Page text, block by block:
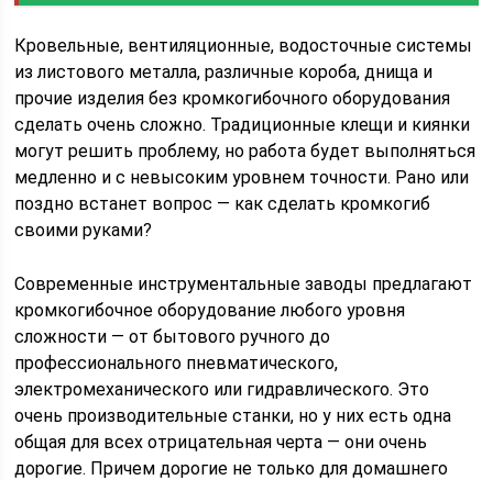
Кровельные, вентиляционные, водосточные системы
из листового металла, различные короба, днища и
прочие изделия без кромкогибочного оборудования
сделать очень сложно. Традиционные клещи и киянки
могут решить проблему, но работа будет выполняться
медленно и с невысоким уровнем точности. Рано или
поздно встанет вопрос — как сделать кромкогиб
своими руками?
Современные инструментальные заводы предлагают
кромкогибочное оборудование любого уровня
сложности — от бытового ручного до
профессионального пневматического,
электромеханического или гидравлического. Это
очень производительные станки, но у них есть одна
общая для всех отрицательная черта — они очень
дорогие. Причем дорогие не только для домашнего